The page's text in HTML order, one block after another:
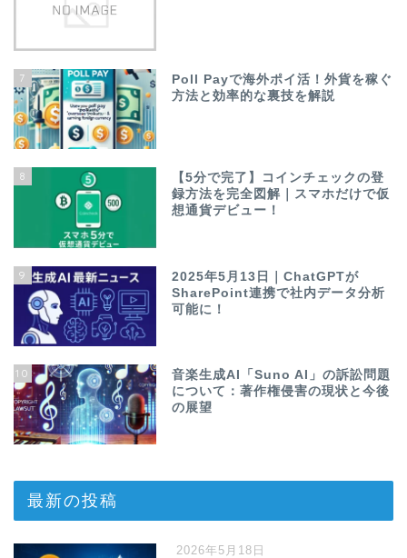
7
Poll Payで海外ポイ活！外貨を稼ぐ
方法と効率的な裏技を解説
8
【5分で完了】コインチェックの登
録方法を完全図解｜スマホだけで仮
想通貨デビュー！
9
2025年5月13日｜ChatGPTが
SharePoint連携で社内データ分析
可能に！
10
音楽生成AI「Suno AI」の訴訟問題
について：著作権侵害の現状と今後
の展望
最新の投稿
2026年5月18日